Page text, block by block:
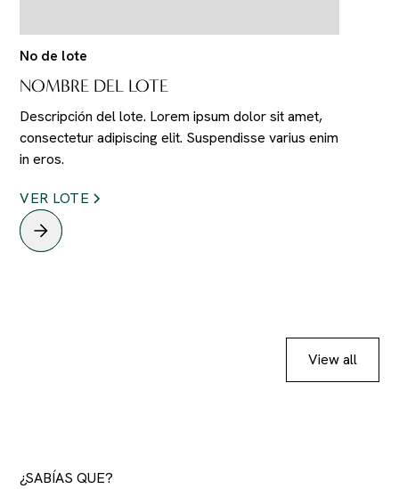
No de lote
NOMBRE DEL LOTE
Descripción del lote. Lorem ipsum dolor sit amet,
consectetur adipiscing elit. Suspendisse varius enim
in eros.
VER LOTE
View all
¿SABÍAS QUE?